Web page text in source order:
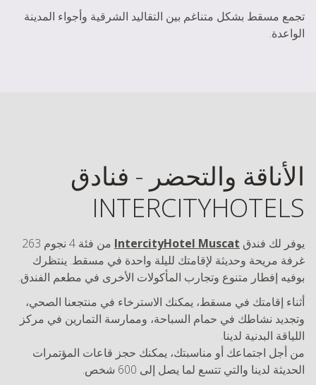
تجمع مسقط بشكل متناغم بين التقاليد الشرقية وأجواء المدينة
الواعدة.
الأناقة والتحضر - فنادق
INTERCITYHOTELS
يوفر لك فندق IntercityHotel Muscat
من فئة 4 نجوم 263
غرفة مريحة وحديثة لإقامتك لليلة واحدة في مسقط. ينتظرك
بوفيه إفطار متنوع وتجارب المأكولات الأخرى في مطعم الفندق.
أثناء إقامتك في مسقط، يمكنك الاسترخاء في منتجعنا الصحي،
وتجديد نشاطك في حمام السباحة، وممارسة التمارين في مركز
اللياقة البدنية لدينا.
من أجل اجتماعك أو مناسبتك، يمكنك حجز قاعات المؤتمرات
الحديثة لدينا والتي تتسع لما يصل إلى 600 شخص.